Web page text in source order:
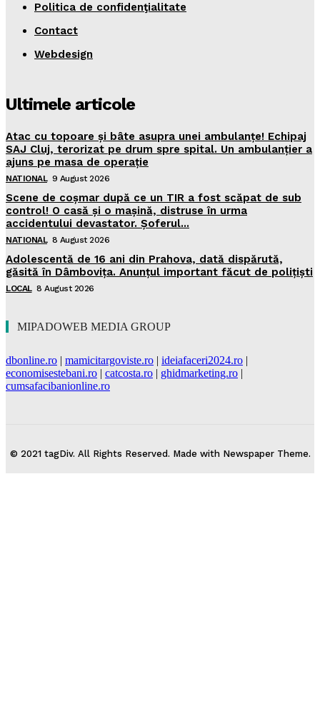
Politica de confidenţialitate
Contact
Webdesign
Ultimele articole
Atac cu topoare și bâte asupra unei ambulanțe! Echipaj
SAJ Cluj, terorizat pe drum spre spital. Un ambulanțier a
ajuns pe masa de operație
NATIONAL 9 August 2026
Scene de coșmar după ce un TIR a fost scăpat de sub
control! O casă și o mașină, distruse în urma
accidentului devastator. Șoferul...
NATIONAL 8 August 2026
Adolescentă de 16 ani din Prahova, dată dispărută,
găsită în Dâmbovița. Anunțul important făcut de polițiști
LOCAL 8 August 2026
MIPADOWEB MEDIA GROUP
dbonline.ro | mamicitargoviste.ro | ideiafaceri2024.ro |
economisestebani.ro | catcosta.ro | ghidmarketing.ro |
cumsafacibanionline.ro
© 2021 tagDiv. All Rights Reserved. Made with Newspaper Theme.